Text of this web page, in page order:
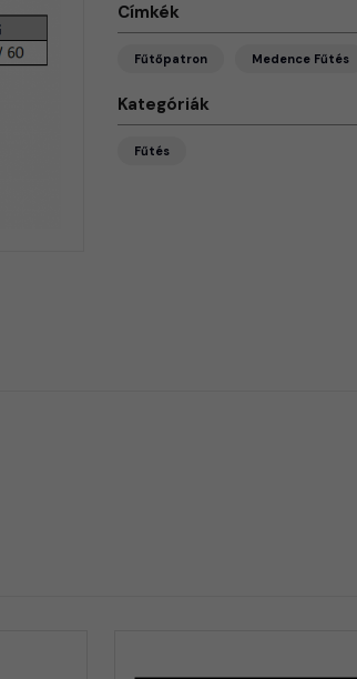
Címkék
Fűtőpatron Medence Fűtés
Kategóriák
Fűtés